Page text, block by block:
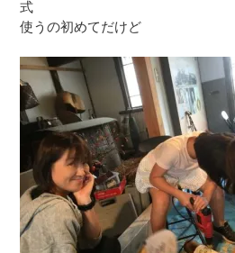
式 ねえ、
使うの初めてだけど